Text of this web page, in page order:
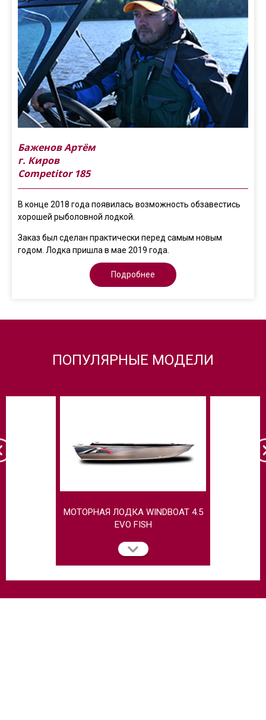
Баженов Артём
г. Киров
Competitor 185
В конце 2018 года появилась возможность обзавестись
хорошей рыболовной лодкой.
Заказ был сделан практически перед самым новым
годом. Лодка пришла в мае 2019 года.
Подробнее
ПОПУЛЯРНЫЕ МОДЕЛИ
МОТОРНАЯ ЛОДКА WINDBOAT 4.5
EVO FISH